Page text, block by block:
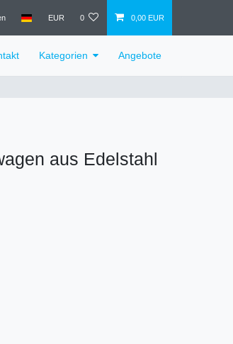
EUR 0 0,00 EUR
Kategorien Angebote
aus Edelstahl